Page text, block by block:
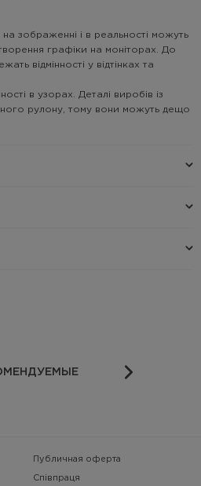
на зображенні і в реальності можуть
графіки на моніторах. До
відмінності у відтінках та
в узорах. Деталі виробів із
рулону, тому вони можуть дещо
Публичная оферта
Співпраця